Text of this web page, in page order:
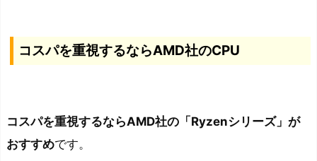
コスパを重視するならAMD社のCPU
コスパを重視するならAMD社の「Ryzenシリーズ」が
おすすめです。